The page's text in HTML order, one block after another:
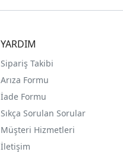
YARDIM
Sipariş Takibi
Arıza Formu
İade Formu
Sıkça Sorulan Sorular
Müşteri Hizmetleri
İletişim